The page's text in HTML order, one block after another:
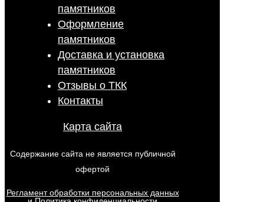
памятников
Оформление
памятников
Доставка и установка
памятников
Отзывы о ТКК
Контакты
Карта сайта
Содержание сайта не является публичной
офертой
Регламент обработки персональных данных